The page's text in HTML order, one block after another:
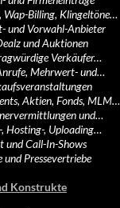
Wap-Billing, Klingeltöne…
und Vorwahl-Anbieter
und Auktionen
Verkäufer…
Mehrwert- und…
Aktien, Fonds, MLM…
und…
Hosting-, Uploading…
und Call-In-Shows
Pressevertriebe
Konstrukte